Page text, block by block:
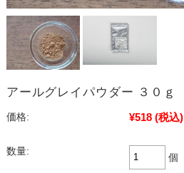
アールグレイパウダー ３０ｇ
価格: ¥518 (税込)
数量:
個